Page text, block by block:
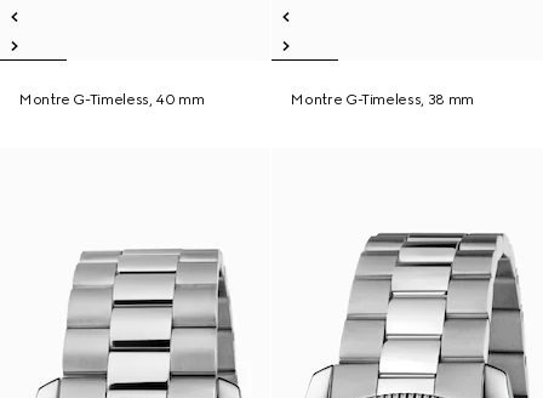
Montre G-Timeless, 40 mm Montre G-Timeless, 38 mm